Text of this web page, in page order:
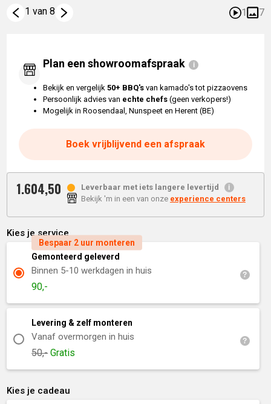
1 van 8 1 7
1.604,50
Leverbaar met iets langere levertijd
Bekijk 'm in een van onze experience centers
Kies je service
Gemonteerd geleverd
Binnen 5-10 werkdagen in huis
90,-
Bespaar 2 uur monteren
Levering & zelf monteren
Vanaf overmorgen in huis
50,- Gratis
Kies je cadeau
Plan een showroomafspraak
Bekijk en vergelijk50+ BBQ's van kamado's tot pizzaovens
Persoonlijk advies van echte chefs (geen verkopers!)
Mogelijk in Roosendaal, Nunspeet en Herent (BE)
Boek vrijblijvend een afspraak